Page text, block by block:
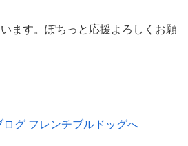
ます。ぽちっと応援よろしくお願